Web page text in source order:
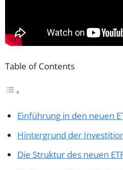
Table of Contents
Einführung in den neuen
Hintergrund der
Die Struktur des neuen